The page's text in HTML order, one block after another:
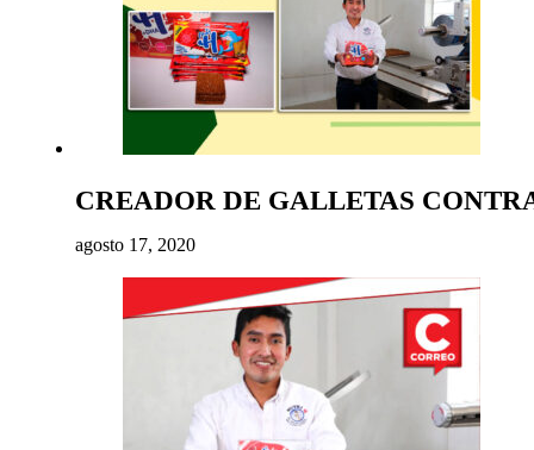
CREADOR DE GALLETAS
agosto 17, 2020